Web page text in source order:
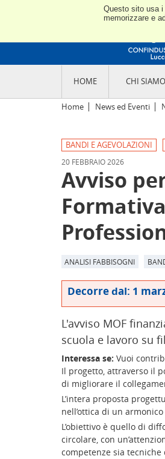
Questo sito usa i
memorizzare e
HOME CHI SIAMO
L'ASSOCIAZIONE
CODICE ETICO E DEI
TRASPARENZA
RAPPRESENTANZA
L'INDUSTRIA E IL
PISTOIA E PRATO
SEDI E CONTATTI
ABOUT US
Home News ed Eventi
BANDI E AGEVOLAZIONI
20 FEBBRAIO 2026
Avviso
ANALISI FABBISOGNI
Decorre dal: 1
L'avviso MOF
scuola e lavoro su
Interessa se: Vuoi
Il progetto, attraverso il
di migliorare il
L’intera proposta
nell’ottica di un
L’obiettivo è quello di
circolare, con
competenze sia